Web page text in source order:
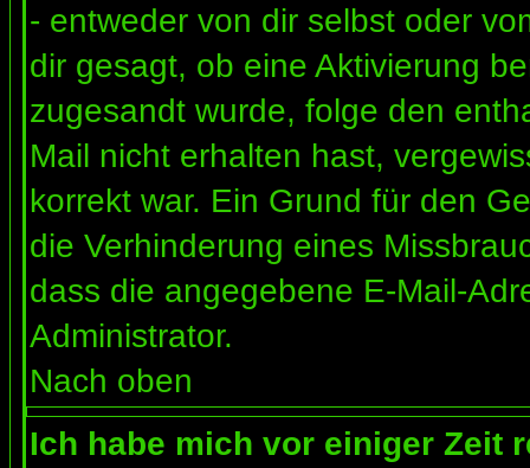
- entweder von dir selbst oder
dir gesagt, ob eine Aktivierung
zugesandt wurde, folge den
Mail nicht erhalten hast,
korrekt war. Ein Grund für den
die Verhinderung eines
dass die angegebene E-Mail-
Administrator.
Nach oben
Ich habe mich vor einiger Zeit